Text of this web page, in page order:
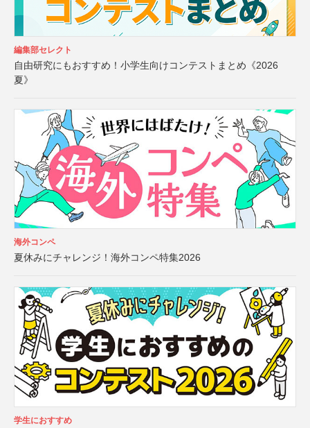
編集部セレクト
自由研究にもおすすめ！小学生向けコンテストまとめ《2026
夏》
海外コンペ
夏休みにチャレンジ！海外コンペ特集2026
学生におすすめ